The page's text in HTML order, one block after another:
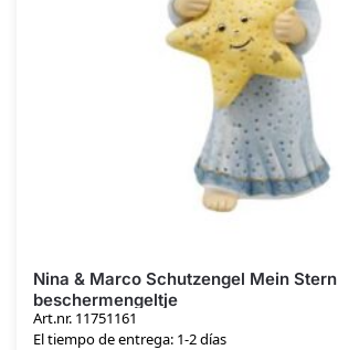
Nina & Marco Schutzengel Mein Stern
beschermengeltje
Art.nr. 11751161
El tiempo de entrega: 1-2 días